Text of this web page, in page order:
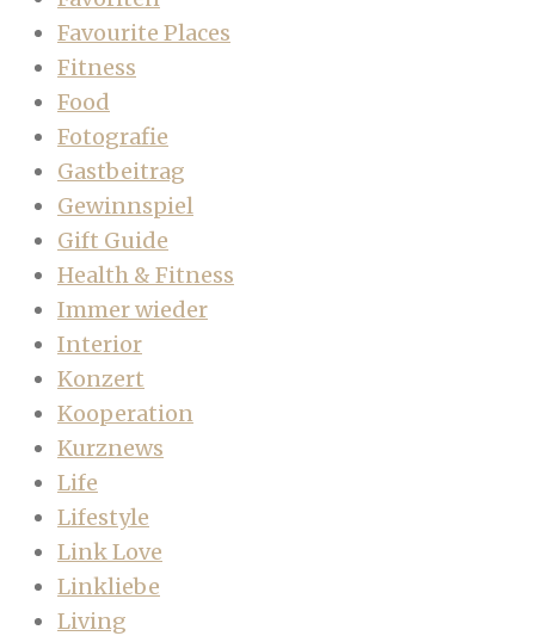
Favourite Places
Fitness
Food
Fotografie
Gastbeitrag
Gewinnspiel
Gift Guide
Health & Fitness
Immer wieder
Interior
Konzert
Kooperation
Kurznews
Life
Lifestyle
Link Love
Linkliebe
Living